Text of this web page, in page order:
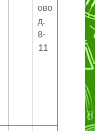
ово
д.
8-
11